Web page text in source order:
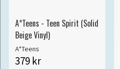
A*Teens - Teen Spirit (Solid
Beige Vinyl)
A*Teens
379 kr